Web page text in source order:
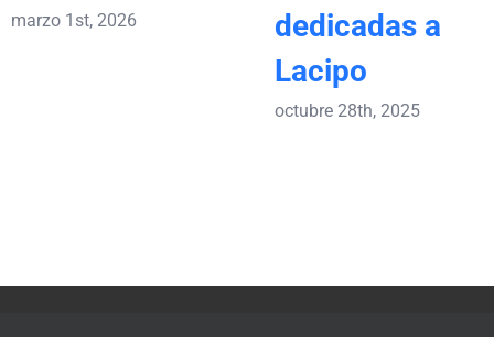
marzo 1st, 2026
dedicadas a
Lacipo
octubre 28th, 2025